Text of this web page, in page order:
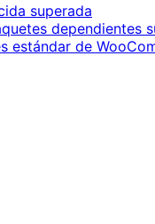
superada
dependientes
estándar de